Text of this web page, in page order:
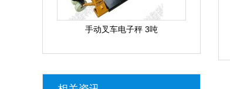
手动叉车电子秤 3吨